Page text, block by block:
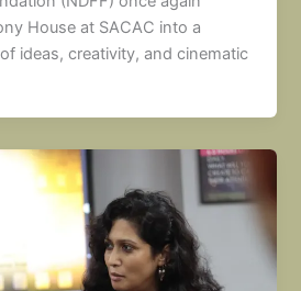
House at SACAC into a
ideas, creativity, and cinematic